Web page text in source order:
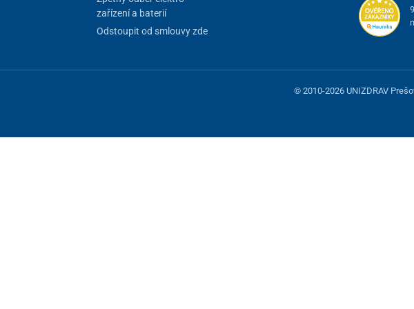
zařízení a baterií
Odstoupit od smlouvy zde
© 2010-2026 UNIZDRAV